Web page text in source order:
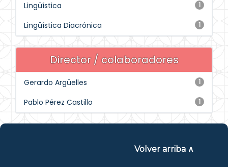
1
Lingüística
1
Lingüística Diacrónica
Director / colaboradores
1
Gerardo Argüelles
1
Pablo Pérez Castillo
Volver arriba ∧